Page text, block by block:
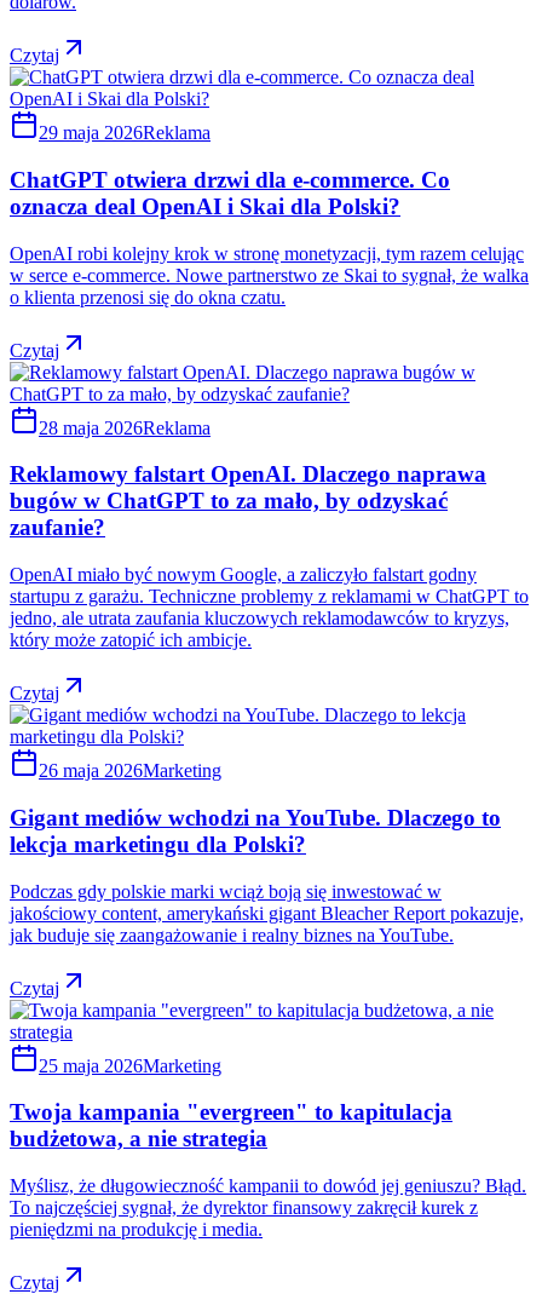
Czytaj
29 maja 2026Reklama
ChatGPT otwiera drzwi dla e-commerce. Co
oznacza deal OpenAI i Skai dla Polski?
OpenAI robi kolejny krok w stronę monetyzacji, tym razem celując
w serce e-commerce. Nowe partnerstwo ze Skai to sygnał, że walka
o klienta przenosi się do okna czatu.
Czytaj
28 maja 2026Reklama
Reklamowy falstart OpenAI. Dlaczego naprawa
bugów w ChatGPT to za mało, by odzyskać
zaufanie?
OpenAI miało być nowym Google, a zaliczyło falstart godny
startupu z garażu. Techniczne problemy z reklamami w ChatGPT to
jedno, ale utrata zaufania kluczowych reklamodawców to kryzys,
który może zatopić ich ambicje.
Czytaj
26 maja 2026Marketing
Gigant mediów wchodzi na YouTube. Dlaczego to
lekcja marketingu dla Polski?
Podczas gdy polskie marki wciąż boją się inwestować w
jakościowy content, amerykański gigant Bleacher Report pokazuje,
jak buduje się zaangażowanie i realny biznes na YouTube.
Czytaj
25 maja 2026Marketing
Twoja kampania "evergreen" to kapitulacja
budżetowa, a nie strategia
Myślisz, że długowieczność kampanii to dowód jej geniuszu? Błąd.
To najczęściej sygnał, że dyrektor finansowy zakręcił kurek z
pieniędzmi na produkcję i media.
Czytaj